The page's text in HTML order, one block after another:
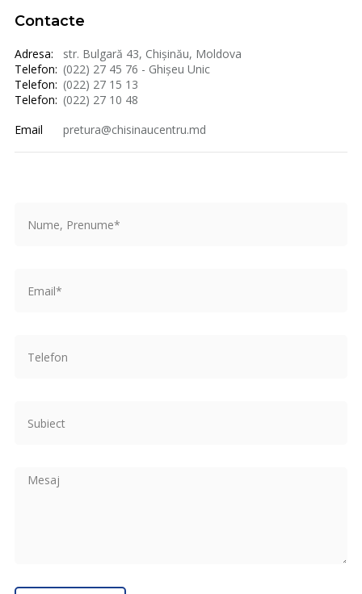
Contacte
Adresa:
str. Bulgară 43, Chișinău, Moldova
Telefon: (022) 27 45 76 - Ghișeu Unic
Telefon: (022) 27 15 13
Telefon: (022) 27 10 48
Email
pretura@chisinaucentru.md